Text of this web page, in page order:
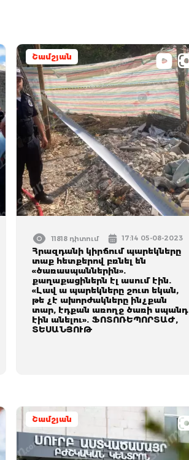
Շամշյան
11818 դիտում 17:14 05-08-2023
Հրազդանի կիրճում պարեկները
տաք հետքերով բռնել են
«ծառասպաններին».
քաղաքացիներն էլ ասում էին.
«Լավ ա պարեկները շուտ եկան,
թե չէ ախորժակները ինչքան
տար, էդքան առողջ ծառի սպանդ
էին անելու». ՖՈՏՈՌԵՊՈՐՏԱԺ,
ՏԵՍԱՆՅՈՒԹ
Շամշյան